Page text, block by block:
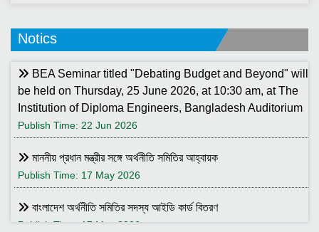
Notics
BEA Seminar titled "Debating Budget and Beyond" will
be held on Thursday, 25 June 2026, at 10:30 am, at The
Institution of Diploma Engineers, Bangladesh Auditorium
Publish Time: 22 Jun 2026
মাননীয় প্রধান মন্ত্রীর সঙ্গে অর্থনীতি সমিতির আহ্বায়ক
Publish Time: 17 May 2026
বাংলাদেশ অর্থনীতি সমিতির সদস্য আইডি কার্ড বিতরণ
Publish Time: 17 May 2026